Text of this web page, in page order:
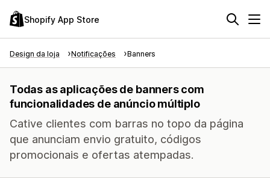
Shopify App Store
Design da loja Notificações Banners
Todas as aplicações de banners com
funcionalidades de anúncio múltiplo
Cative clientes com barras no topo da página
que anunciam envio gratuito, códigos
promocionais e ofertas atempadas.